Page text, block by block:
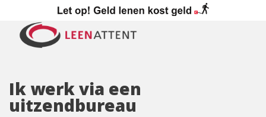
Ik werk via een
uitzendbureau